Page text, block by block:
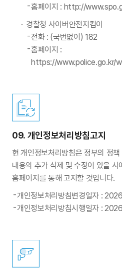
홈페이지 : http://
경찰청 사이버안전지킴이
전화 : (국번없이) 182
홈페이지 :
https://www.police.go.kr/
09. 개인정보처리방침고지
현 개인정보처리방침은 정부의 정
내용의 추가 삭제 및 수정이 있을 시
홈페이지를 통해 고지할 것입니다.
개인정보처리방침변경일자 :
개인정보처리방침시행일자 :